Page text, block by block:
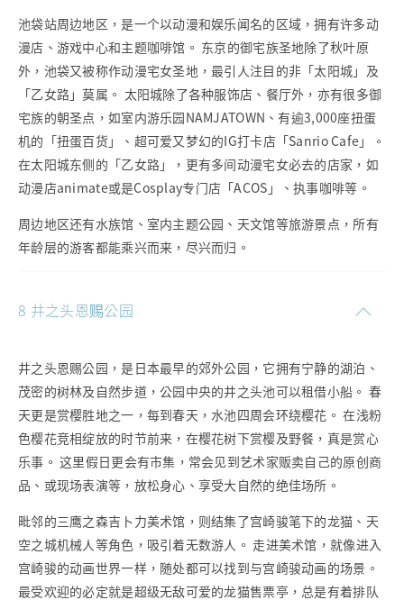
池袋站周边地区，是一个以动漫和娱乐闻名的区域，拥有许多动
漫店、游戏中心和主题咖啡馆。 东京的御宅族圣地除了秋叶原
外，池袋又被称作动漫宅女圣地，最引人注目的非「太阳城」及
「乙女路」莫属。 太阳城除了各种服饰店、餐厅外，亦有很多御
宅族的朝圣点，如室内游乐园NAMJATOWN、有逾3,000座扭蛋
机的「扭蛋百货」、超可爱又梦幻的IG打卡店「Sanrio Cafe」。
在太阳城东侧的「乙女路」，更有多间动漫宅女必去的店家，如
动漫店animate或是Cosplay专门店「ACOS」、执事咖啡等。
周边地区还有水族馆、室内主题公园、天文馆等旅游景点，所有
年龄层的游客都能乘兴而来，尽兴而归。
8 井之头恩赐公园
井之头恩赐公园，是日本最早的郊外公园，它拥有宁静的湖泊、
茂密的树林及自然步道，公园中央的井之头池可以租借小船。 春
天更是赏樱胜地之一，每到春天，水池四周会环绕樱花。 在浅粉
色樱花竞相绽放的时节前来，在樱花树下赏樱及野餐，真是赏心
乐事。 这里假日更会有市集，常会见到艺术家贩卖自己的原创商
品、或现场表演等，放松身心、享受大自然的绝佳场所。
毗邻的三鹰之森吉卜力美术馆，则结集了宫崎骏笔下的龙猫、天
空之城机械人等角色，吸引着无数游人。 走进美术馆，就像进入
宫崎骏的动画世界一样，随处都可以找到与宫崎骏动画的场景。
最受欢迎的必定就是超级无敌可爱的龙猫售票亭，总是有着排队